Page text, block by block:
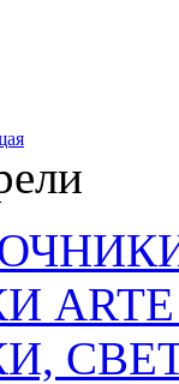
ARTE